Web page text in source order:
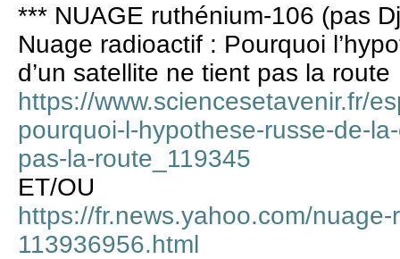
*** NUAGE ruthénium-106 (pas
Nuage radioactif : Pourquoi
d’un satellite ne tient pas la route
https://www.sciencesetavenir.fr/
pourquoi-l-hypothese-russe-de-
pas-la-route_119345
ET/OU
https://fr.news.yahoo.com/
113936956.html